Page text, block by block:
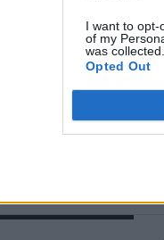
I want to opt-
of my
was collected.
Opted Out